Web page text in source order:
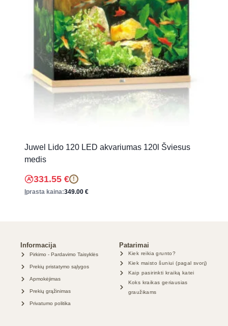
Juwel Lido 120 LED akvariumas 120l Šviesus
medis
331.55 € !
Įprasta kaina:349.00 €
Informacija
Pirkimo - Pardavimo Taisyklės
Prekių pristatymo sąlygos
Apmokėjimas
Prekių grąžinimas
Privatumo politika
Patarimai
Kiek reikia grunto?
Kiek maisto šuniui (pagal svorį)
Kaip pasirinkti kraiką katei
Koks kraikas geriausias
graužikams